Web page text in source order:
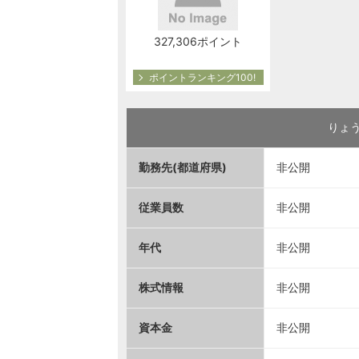
327,306ポイント
ポイントランキング100!
りょ
勤務先(都道府県) 非公開
従業員数 非公開
年代 非公開
株式情報 非公開
資本金 非公開